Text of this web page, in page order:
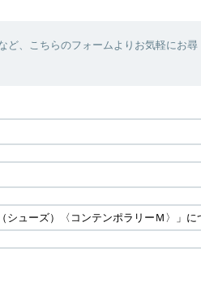
ど、こちらのフォームよりお気軽にお尋